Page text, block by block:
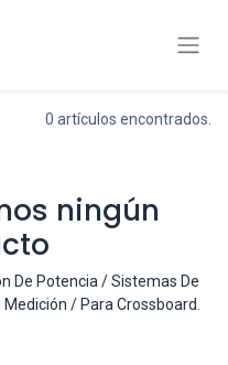
0 artículos encontrados.
ningún
De Potencia / Sistemas De
/ Para Crossboard